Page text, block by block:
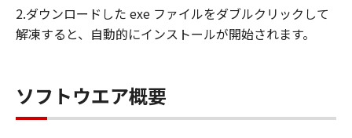
2.ダウンロードした exe ファイルをダブルクリックして
解凍すると、自動的にインストールが開始されます。
ソフトウエア概要